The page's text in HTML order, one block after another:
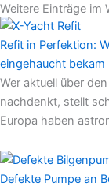
Weitere Einträge im
Refit in Perfektion:
eingehaucht bekam
Wer aktuell über
nachdenkt, stellt
Europa haben
Defekte Pumpe an